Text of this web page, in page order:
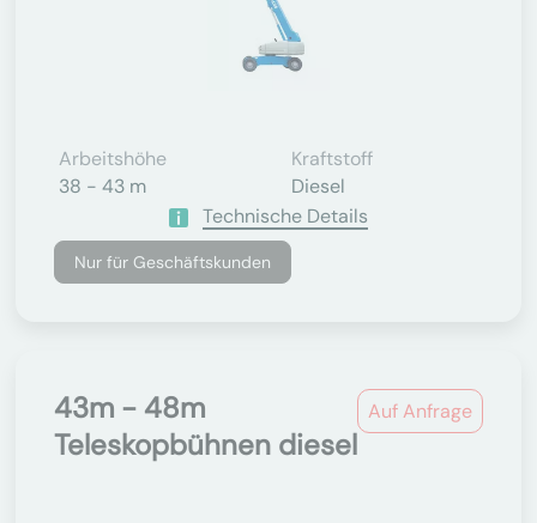
Arbeitshöhe
38 - 43 m
Kraftstoff
Diesel
Technische Details
Nur für Geschäftskunden
Auf Anfrage
43m - 48m
Teleskopbühnen diesel